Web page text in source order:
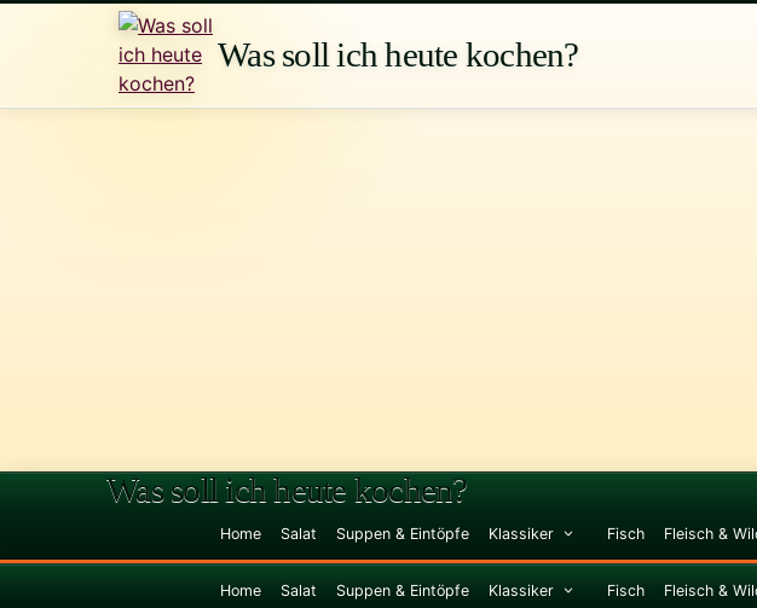
Was soll ich heute kochen?
Was soll ich heute kochen?
Home Salat Suppen & Eintöpfe Klassiker Fisch Fleisch &
Home Salat Suppen & Eintöpfe Klassiker Fisch Fleisch &